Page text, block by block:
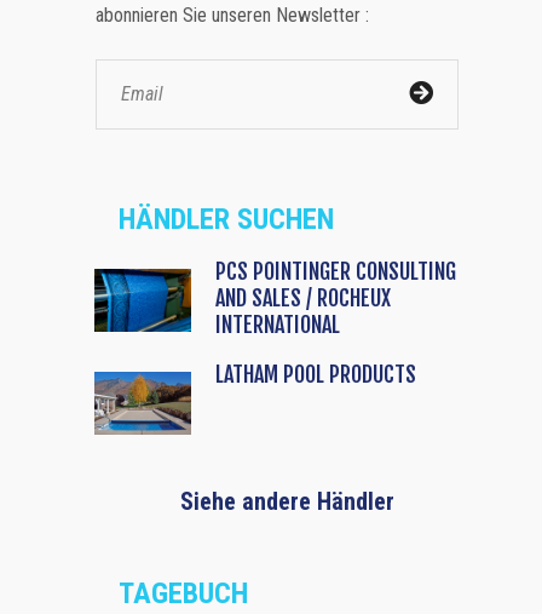
abonnieren Sie unseren Newsletter :
HÄNDLER SUCHEN
PCS POINTINGER CONSULTING
AND SALES / ROCHEUX
INTERNATIONAL
LATHAM POOL PRODUCTS
Siehe andere Händler
TAGEBUCH